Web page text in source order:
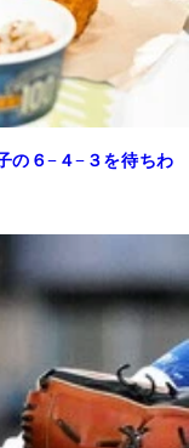
の６−４−３を待ちわ